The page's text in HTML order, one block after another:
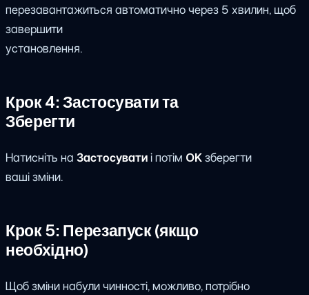
перезавантажиться автоматично через 5 хвилин, щоб
завершити
установлення.
Крок 4: Застосувати та
Зберегти
Натисніть на Застосуватиі потім OKзберегти
ваші зміни.
Крок 5: Перезапуск (якщо
необхідно)
Щоб зміни набули чинності, можливо, потрібно